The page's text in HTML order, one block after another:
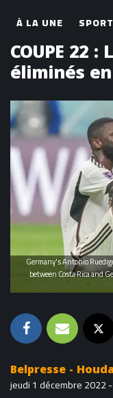
À LA UNE SPORT
COUPE 22
éliminés
Germany's Antonio
between Costa Rica and
Belpresse -
jeudi 1 décembre 2022